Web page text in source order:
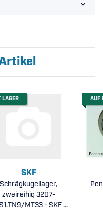
LAGER
SKF
Schrägkugellager,
zweireihig 3207-
MT33 - SKF -
AUF